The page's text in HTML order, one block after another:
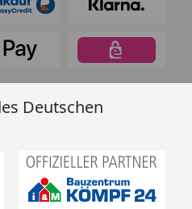
Deutschen